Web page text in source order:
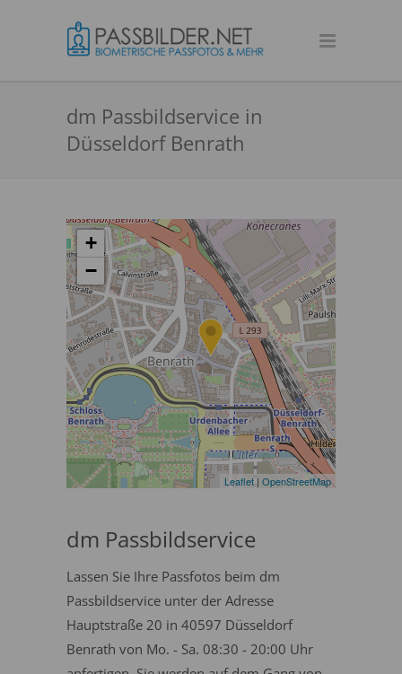
dm Passbildservice in
Düsseldorf Benrath
+
−
Leaflet | OpenStreetMap
dm Passbildservice
Lassen Sie Ihre Passfotos beim dm
Passbildservice unter der Adresse
Hauptstraße 20 in 40597 Düsseldorf
Benrath von Mo. - Sa. 08:30 - 20:00 Uhr